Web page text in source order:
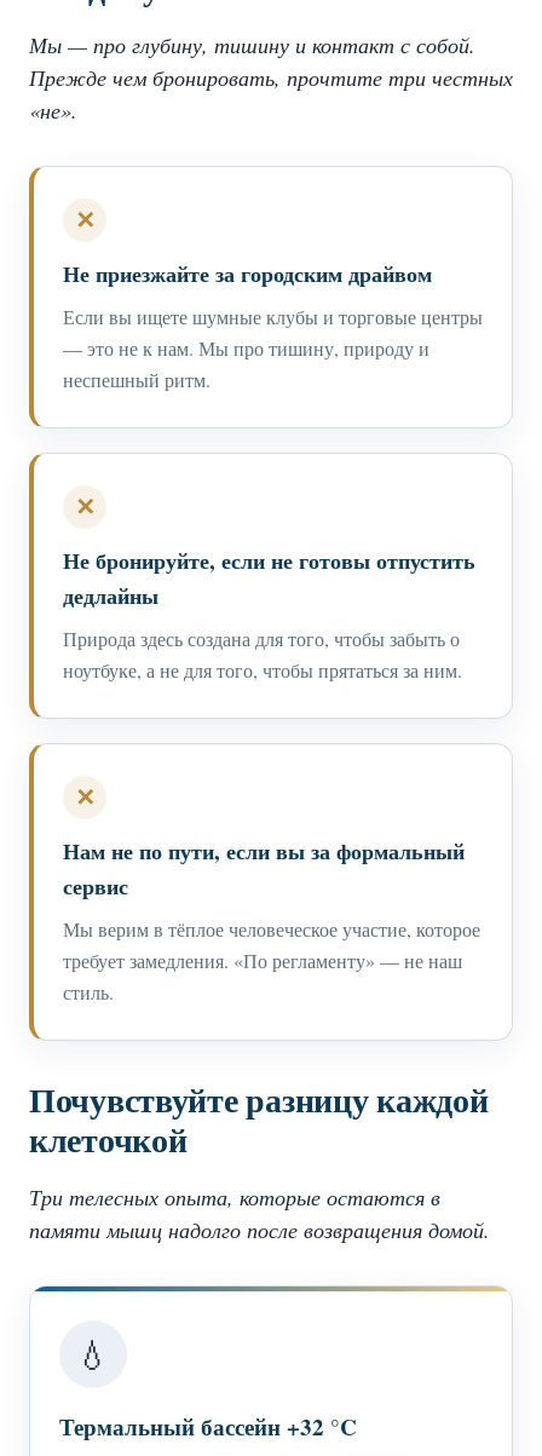
Мы — про глубину, тишину и контакт с собой.
Прежде чем бронировать, прочтите три честных
«не».
✕
Не приезжайте за городским драйвом
Если вы ищете шумные клубы и торговые центры
— это не к нам. Мы про тишину, природу и
неспешный ритм.
✕
Не бронируйте, если не готовы отпустить
дедлайны
Природа здесь создана для того, чтобы забыть о
ноутбуке, а не для того, чтобы прятаться за ним.
✕
Нам не по пути, если вы за формальный
сервис
Мы верим в тёплое человеческое участие, которое
требует замедления. «По регламенту» — не наш
стиль.
Почувствуйте разницу каждой
клеточкой
Три телесных опыта, которые остаются в
памяти мышц надолго после возвращения домой.
💧
Термальный бассейн +32 °C